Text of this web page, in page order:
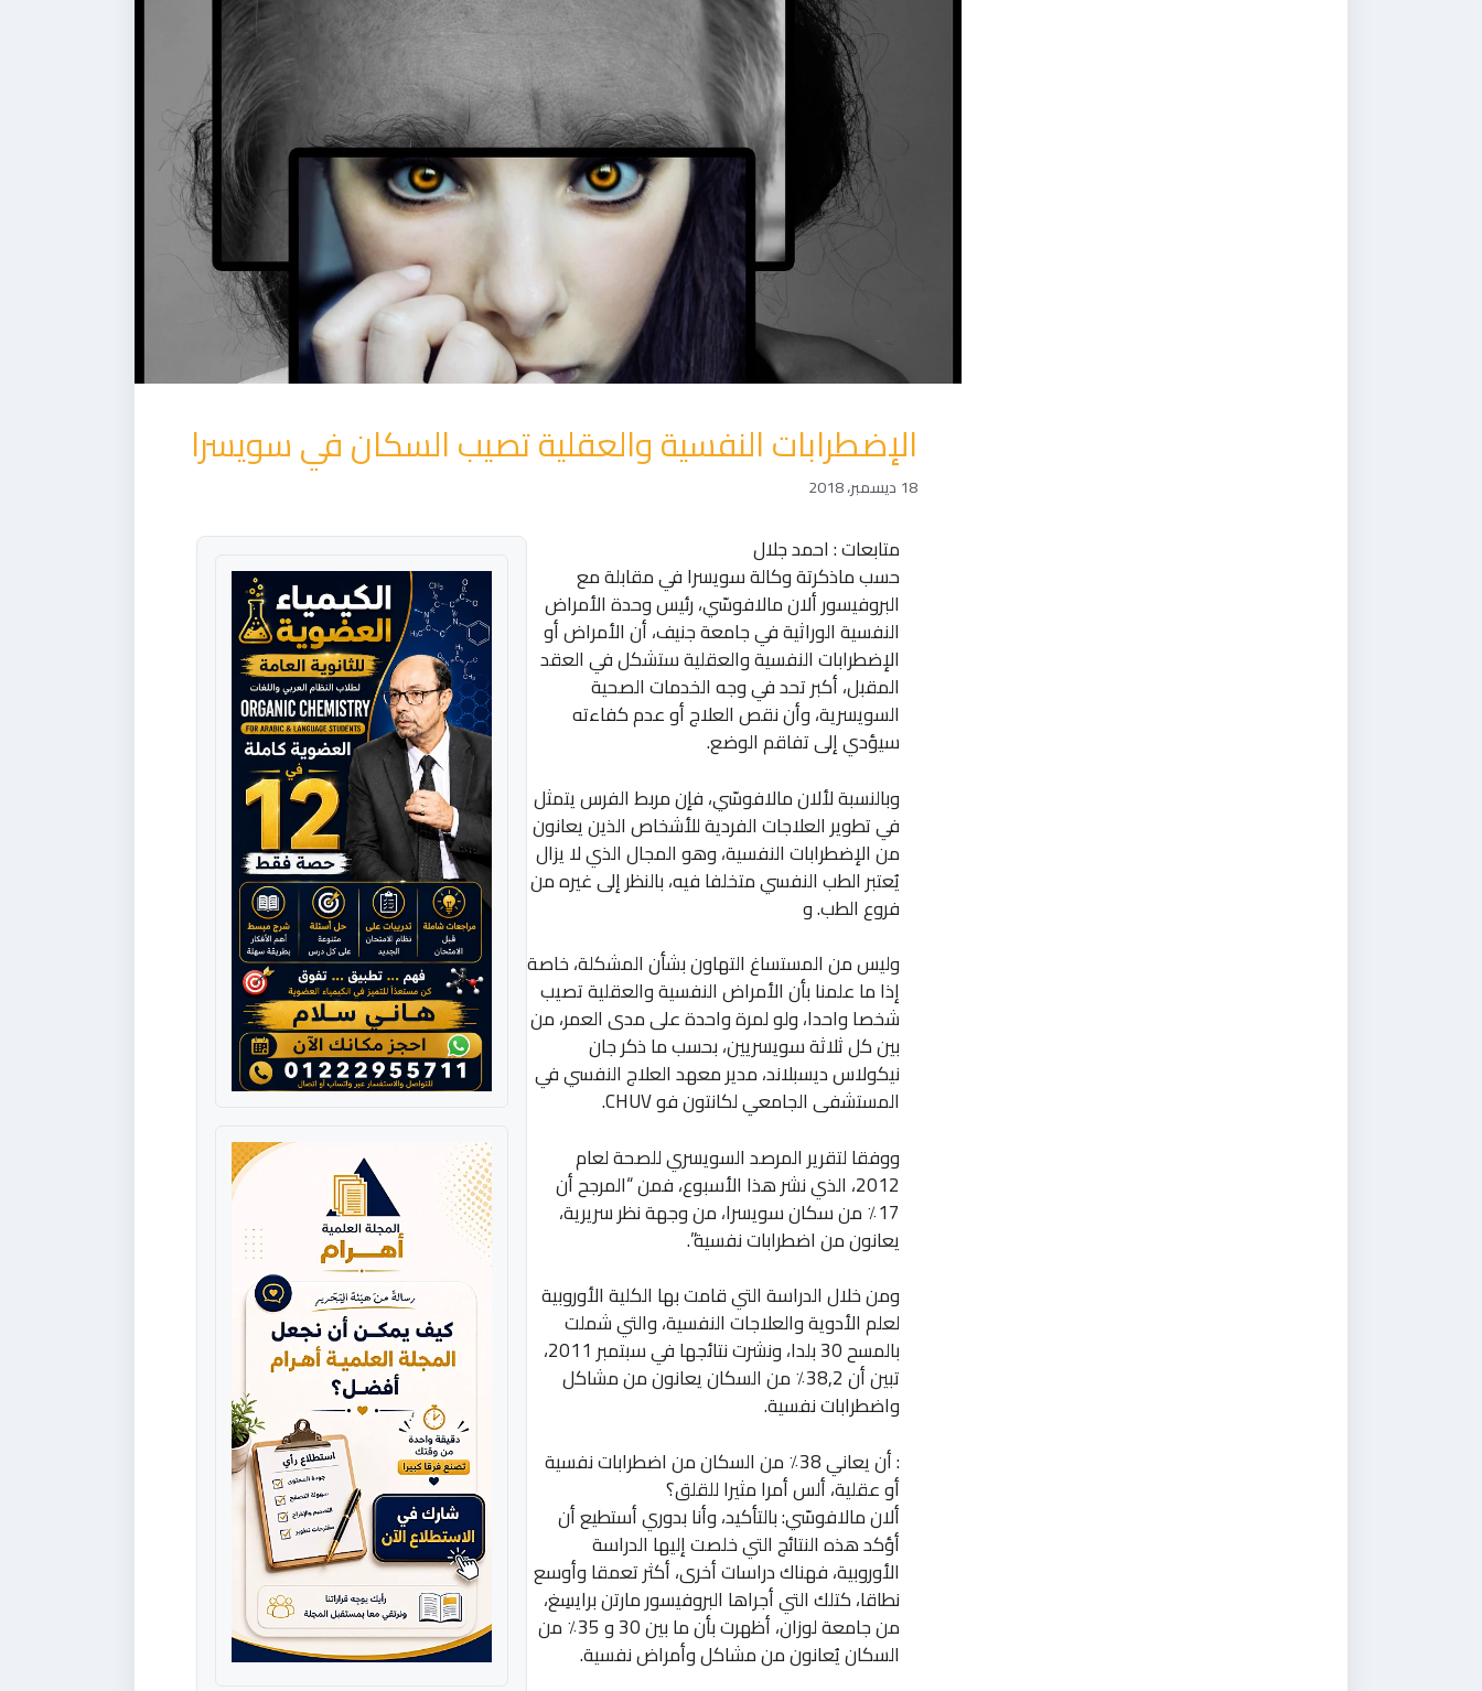
الإضطرابات النفسية والعقلية تصيب السكان في سويسرا
18 ديسمبر، 2018
متابعات : احمد جلال
حسب ماذكرتة وكالة سويسرا في مقابلة مع
البروفيسور ألان مالافوسّي، رئيس وحدة الأمراض
النفسية الوراثية في جامعة جنيف، أن الأمراض أو
الإضطرابات النفسية والعقلية ستشكل في العقد
المقبل، أكبر تحد في وجه الخدمات الصحية
السويسرية، وأن نقص العلاج أو عدم كفاءته
سيؤدي إلى تفاقم الوضع.
وبالنسبة لألان مالافوسّي، فإن مربط الفرس يتمثل
في تطوير العلاجات الفردية للأشخاص الذين يعانون
من الإضطرابات النفسية، وهو المجال الذي لا يزال
يُعتبر الطب النفسي متخلفا فيه، بالنظر إلى غيره من
فروع الطب. و
وليس من المستساغ التهاون بشأن المشكلة، خاصة
إذا ما علمنا بأن الأمراض النفسية والعقلية تصيب
شخصا واحدا، ولو لمرة واحدة على مدى العمر، من
بين كل ثلاثة سويسريين، بحسب ما ذكر جان
نيكولاس ديسبلاند، مدير معهد العلاج النفسي في
المستشفى الجامعي لكانتون فو CHUV.
ووفقا لتقرير المرصد السويسري للصحة لعام
2012، الذي نشر هذا الأسبوع، فمن “المرجح أن
17٪ من سكان سويسرا، من وجهة نظر سريرية،
يعانون من اضطرابات نفسية”.
ومن خلال الدراسة التي قامت بها الكلية الأوروبية
لعلم الأدوية والعلاجات النفسية، والتي شملت
بالمسح 30 بلدا، ونشرت نتائجها في سبتمبر 2011،
تبين أن 38,2٪ من السكان يعانون من مشاكل
واضطرابات نفسية.
: أن يعاني 38٪ من السكان من اضطرابات نفسية
أو عقلية، ألس أمرا مثيرا للقلق؟
ألان مالافوسّي: بالتأكيد، وأنا بدوري أستطيع أن
أؤكد هذه النتائج التي خلصت إليها الدراسة
الأوروبية، فهناك دراسات أخرى، أكثر تعمقا وأوسع
نطاقا، كتلك التي أجراها البروفيسور مارتن برايسِغ،
من جامعة لوزان، أظهرت بأن ما بين 30 و 35٪ من
السكان يُعانون من مشاكل وأمراض نفسية.